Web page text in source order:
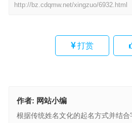
http://bz.cdqmw.net/xingzuo/6932.html
打赏
作者: 网站小编
根据传统姓名文化的起名方式并结合